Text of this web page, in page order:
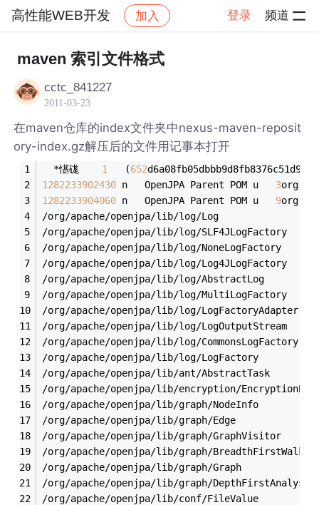
高性能WEB开发 加入 登录 频道
高性能WEB开发
maven 索引文件格式
cctc_841227
2011-03-23
在maven仓库的index文件夹中nexus-maven-reposit
ory-index.gz解压后的文件用记事本打开
  *愖硥
1
   (
652
1282233902430 n   OpenJPA Parent POM u 3
1282233904060 n   OpenJPA Parent POM u 9
/org/apache/openjpa/lib/log/Log
/org/apache/openjpa/lib/log/SLF4JLogFactory
/org/apache/openjpa/lib/log/NoneLogFactory
/org/apache/openjpa/lib/log/Log4JLogFactory
/org/apache/openjpa/lib/log/AbstractLog
/org/apache/openjpa/lib/log/MultiLogFactory
/org/apache/openjpa/lib/log/LogFactoryAdapter
/org/apache/openjpa/lib/log/LogOutputStream
/org/apache/openjpa/lib/log/CommonsLogFactory
/org/apache/openjpa/lib/log/LogFactory
/org/apache/openjpa/lib/ant/AbstractTask
/org/apache/openjpa/lib/encryption/
/org/apache/openjpa/lib/graph/NodeInfo
/org/apache/openjpa/lib/graph/Edge
/org/apache/openjpa/lib/graph/GraphVisitor
/org/apache/openjpa/lib/graph/BreadthFirstWalk
/org/apache/openjpa/lib/graph/Graph
/org/apache/openjpa/lib/graph/DepthFirstAnalysis
/org/apache/openjpa/lib/conf/FileValue